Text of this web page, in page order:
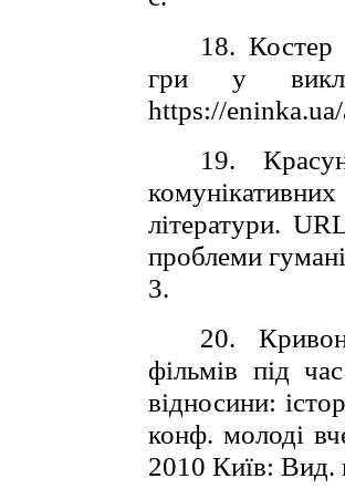
18. Костер
гри у
https://
19.
літератури.
проблеми
3.
20.
фільмів під
відносини:
конф. молоді
2010 Київ: